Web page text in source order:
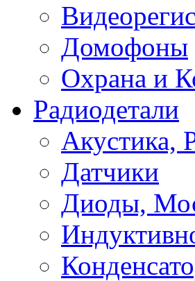
Домофоны
Охрана и
Радиодетали
Акустика,
Датчики
Диоды,